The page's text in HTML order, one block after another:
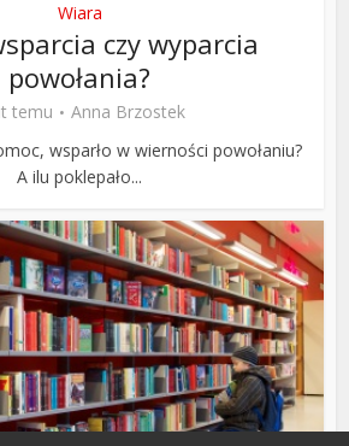
Wiara
czy wyparcia
powołania?
temu
Anna Brzostek
wsparło w wierności powołaniu?
A ilu poklepało...